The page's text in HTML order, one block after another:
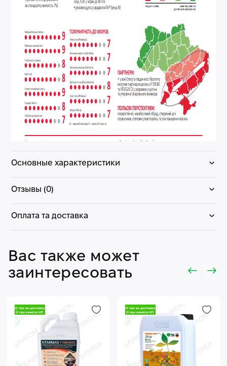
Основные характеристики
Отзывы (0)
Оплата та доставка
Вас также может
заинтересовать